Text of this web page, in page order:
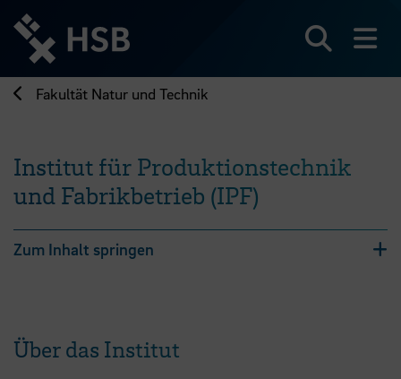
zum
Seiteninhalt
springen
Fakultät Natur und Technik
Institut für Produktionstechnik
und Fabrikbetrieb (IPF)
Zum Inhalt springen
Über das Institut